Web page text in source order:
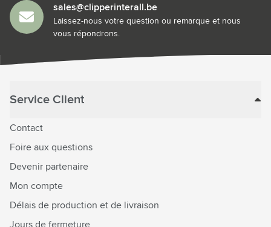
sales@clipperinterall.be
Laissez-nous votre question ou remarque et nous
vous répondrons.
Service Client
Contact
Foire aux questions
Devenir partenaire
Mon compte
Délais de production et de livraison
Jours de fermeture